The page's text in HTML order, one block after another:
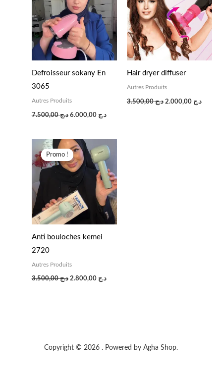
Defroisseur sokany En
3065
Autres Produits
د.ج7.500,00
était :
د.ج 6.000,00
est :
د.ج 6.000,00.
Hair dryer diffuser
Autres Produits
د.ج3.500,00
était :
د.ج 3.500,00.
د.ج 2.000,00
est :
Promo !
Promo !
Anti bouloches kemei
2720
Autres Produits
د.ج3.500,00
Le
prix
initial
était :
د.ج 3.500,00.
د.ج 2.800,00
prix
actuel
est :
Copyright © 2026 . Powered by Agha Shop.